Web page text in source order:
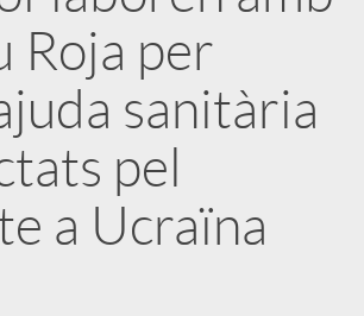
Roja per
sanitària
pel
a Ucraïna